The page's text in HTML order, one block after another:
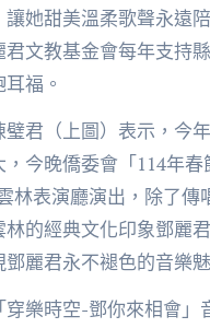
她甜美溫柔歌聲永遠
文教基金會每年支持
福。
璧君（上圖）表示，今
今晚僑委會「114年春
林表演廳演出，除了傳
林的經典文化印象鄧麗
麗君永不褪色的音樂
穿樂時空-鄧你來相會」